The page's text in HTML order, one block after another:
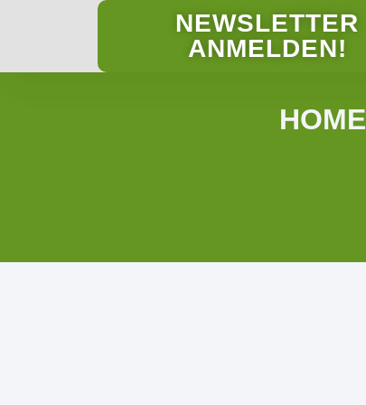
NEWSLETTER
ANMELDEN!
HOME